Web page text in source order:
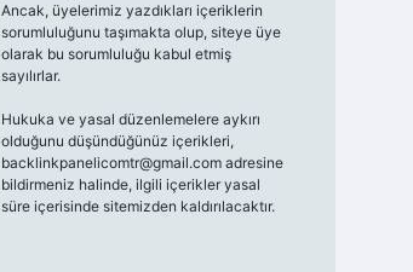
Ancak, üyelerimiz yazdıkları içeriklerin
sorumluluğunu taşımakta olup, siteye üye
olarak bu sorumluluğu kabul etmiş
sayılırlar.
Hukuka ve yasal düzenlemelere aykırı
olduğunu düşündüğünüz içerikleri,
backlinkpanelicomtr@gmail.comadresine
bildirmeniz halinde, ilgili içerikler yasal
süre içerisinde sitemizden kaldırılacaktır.